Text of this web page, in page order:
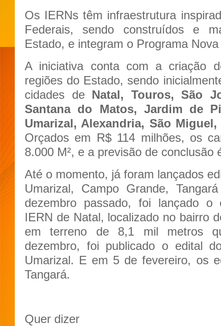
Os IERNs têm infraestrutura
Federais, sendo construídos e
Estado, e integram o Programa
A iniciativa conta com a criação
regiões do Estado, sendo
cidades de Natal, Touros, São
Santana do Matos, Jardim de
Umarizal, Alexandria, São
Orçados em R$ 114 milhões, os
8.000 M², e a previsão de conclusão
Até o momento, já foram lançados
Umarizal, Campo Grande,
dezembro passado, foi lançado o
IERN de Natal, localizado no bairro
em terreno de 8,1 mil metros
dezembro, foi publicado o edital
Umarizal. E em 5 de fevereiro, os
Tangará.
Quer dizer